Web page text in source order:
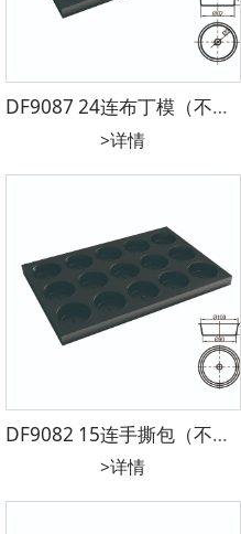
DF9087 24连布丁模（不沾）镀铝 600*400*40mm 圆径84*圆径82*35mm
>详情
DF9082 15连手撕包（不沾）镀铝 600*400*35mm 圆径100*圆径90*30mm
>详情